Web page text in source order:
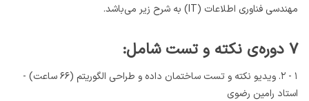
مهندسی فناوری اطلاعات (IT) به شرح زیر می‌باشد.
۷ دوره‌ی نکته و تست شامل:
۱ - ۲. ویدیو نکته و تست ساختمان داده و طراحی الگوریتم (۶۶ ساعت) -
استاد رامین رضوی